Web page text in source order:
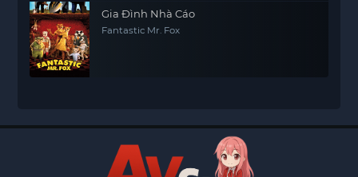
Gia Đình Nhà Cáo
Fantastic Mr. Fox